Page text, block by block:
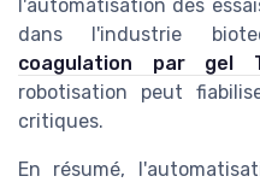
l'automatisation des
dans l'industrie
coagulation par gel
robotisation peut
critiques.
En résumé,